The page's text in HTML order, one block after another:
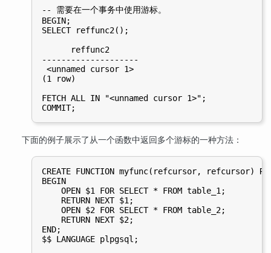
-- 需要在一个事务中使用游标。
BEGIN;
SELECT reffunc2();
      reffunc2
--------------------
<unnamed cursor 1>
(1 row)
FETCH ALL IN "<unnamed cursor 1>";
下面的例子展示了从一个函数中返回多个游标的一种方法：
CREATE FUNCTION myfunc(refcursor, refcursor)
BEGIN
    OPEN $1 FOR SELECT * FROM table_1;
    RETURN NEXT $1;
    OPEN $2 FOR SELECT * FROM table_2;
    RETURN NEXT $2;
END;
$$ LANGUAGE plpgsql;